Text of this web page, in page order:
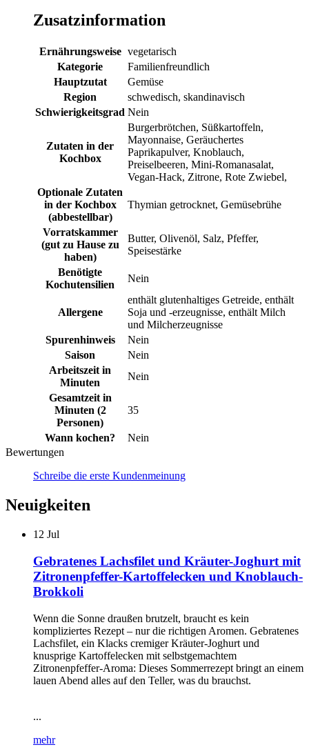
Zusatzinformation
Ernährungsweise vegetarisch
Kategorie
Familienfreundlich
Hauptzutat
Gemüse
Region
schwedisch, skandinavisch
Schwierigkeitsgrad Nein
Zutaten in der
Kochbox
Burgerbrötchen, Süßkartoffeln,
Mayonnaise, Geräuchertes
Paprikapulver, Knoblauch,
Preiselbeeren, Mini-Romanasalat,
Vegan-Hack, Zitrone, Rote Zwiebel,
Optionale Zutaten
in der Kochbox
(abbestellbar)
Thymian getrocknet, Gemüsebrühe
Vorratskammer
(gut zu Hause zu
haben)
Butter, Olivenöl, Salz, Pfeffer,
Speisestärke
Benötigte
Kochutensilien
Nein
Allergene
enthält glutenhaltiges Getreide, enthält
Soja und -erzeugnisse, enthält Milch
und Milcherzeugnisse
Spurenhinweis
Nein
Saison
Nein
Arbeitszeit in
Minuten
Nein
Gesamtzeit in
Minuten (2
Personen)
35
Wann kochen?
Nein
Bewertungen
Schreibe die erste Kundenmeinung
Neuigkeiten
12 Jul
Gebratenes Lachsfilet und Kräuter-Joghurt mit
Zitronenpfeffer-Kartoffelecken und Knoblauch-
Brokkoli
Wenn die Sonne draußen brutzelt, braucht es kein
kompliziertes Rezept – nur die richtigen Aromen. Gebratenes
Lachsfilet, ein Klacks cremiger Kräuter-Joghurt und
knusprige Kartoffelecken mit selbstgemachtem
Zitronenpfeffer-Aroma: Dieses Sommerrezept bringt an einem
lauen Abend alles auf den Teller, was du brauchst.
...
mehr